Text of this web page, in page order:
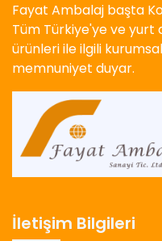
Fayat Ambalaj başta
Tüm Türkiye'ye ve yurt
ürünleri ile ilgili
memnuniyet duyar.
İletişim Bilgileri